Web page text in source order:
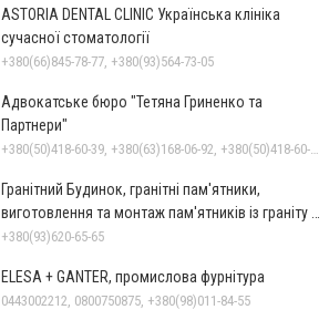
ASTORIA DENTAL CLINIC Українська клініка
сучасної стоматології
+380(66)845-78-77, +380(93)564-73-05
Адвокатське бюро "Тетяна Гриненко та
Партнери"
Гранітний Будинок, гранітні пам'ятники,
виготовлення та монтаж пам'ятників із граніту в
Миколаєві
+380(93)620-65-65
ELESA + GANTER, промислова фурнітура
0443002212, 0800750875, +380(98)011-84-55